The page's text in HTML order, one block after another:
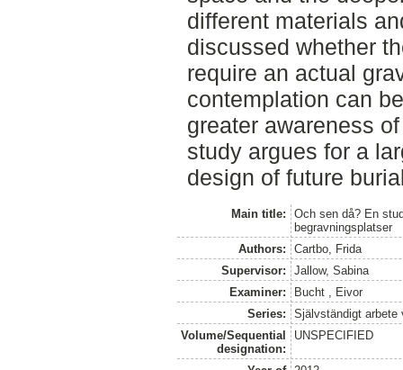
different materials
discussed whether
require an actual
contemplation can
greater awareness
study argues for a
design of future
Main title:
Och sen då? En
begravningsplatser
Authors:
Cartbo, Frida
Supervisor:
Jallow, Sabina
Examiner:
Bucht , Eivor
Series:
Självständigt arbete
Volume/Sequential
designation:
UNSPECIFIED